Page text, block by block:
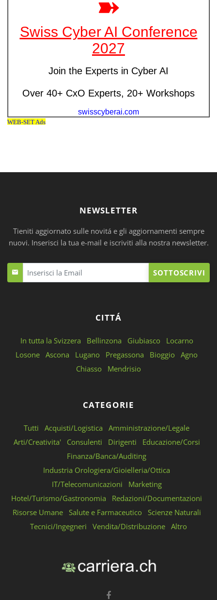
NEWSLETTER
Tieniti aggiornato sulle novitá e gli aggiornamenti sempre
nuovi. Inserisci la tua e-mail e iscriviti alla nostra newsletter.
SOTTOSCRIVI
CITTÁ
In tutta la Svizzera Bellinzona Giubiasco
Locarno
Losone Ascona Lugano Pregassona Bioggio Agno
Chiasso
Mendrisio
CATEGORIE
Tutti Acquisti/Logistica
Amministrazione/Legale
Arti/Creativita'
Consulenti Dirigenti
Educazione/Corsi
Finanza/Banca/Auditing
Industria Orologiera/Gioielleria/Ottica
IT/Telecomunicazioni
Marketing
Hotel/Turismo/Gastronomia
Redazioni/Documentazioni
Risorse Umane
Salute e Farmaceutico
Scienze Naturali
Tecnici/Ingegneri
Vendita/Distribuzione Altro